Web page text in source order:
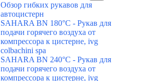
Обзор гибких рукавов для
автоцистерн
SAHARA BN 180°C - Рукав для
подачи горячего воздуха от
компрессора к цистерне, ivg
colbachini spa
SAHARA BN 240°C - Рукав для
подачи горячего воздуха от
компрессора к цистерне, ivg